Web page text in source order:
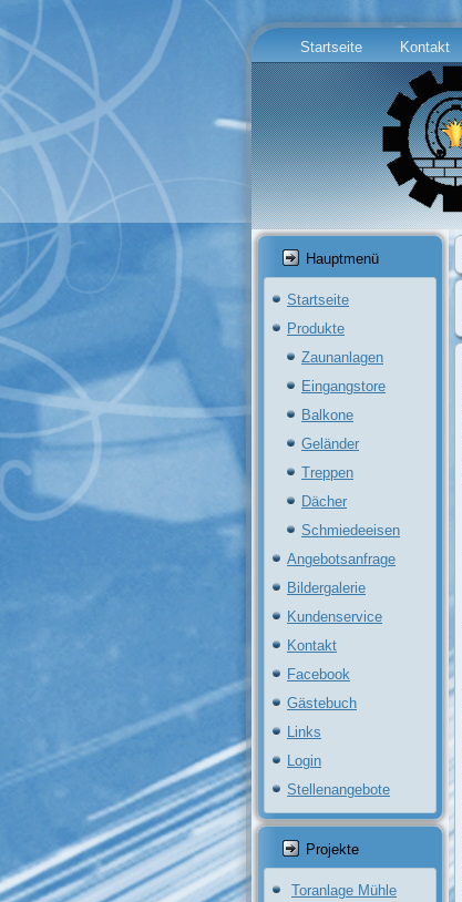
Startseite Kontakt
Hauptmenü
Startseite
Produkte
Zaunanlagen
Eingangstore
Balkone
Geländer
Treppen
Dächer
Schmiedeeisen
Angebotsanfrage
Bildergalerie
Kundenservice
Kontakt
Facebook
Gästebuch
Links
Login
Stellenangebote
Projekte
Toranlage Mühle